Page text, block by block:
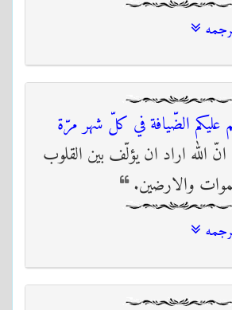
عليكم الضّيافة في كلّ شهر مرّة
انّ الله اراد ان يؤلّف بين القلوب
والارضين.